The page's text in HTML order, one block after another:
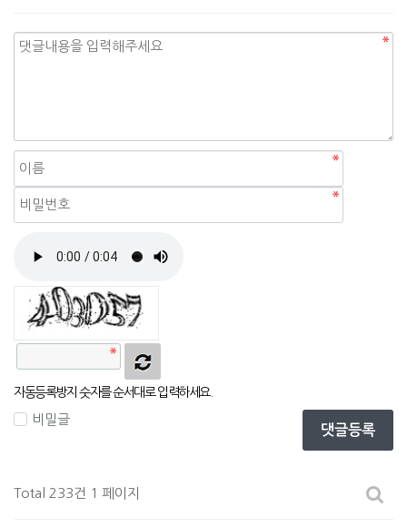
자동등록방지 숫자를 순서대로 입력하세요.
비밀글
댓글등록
Total 233건 1 페이지